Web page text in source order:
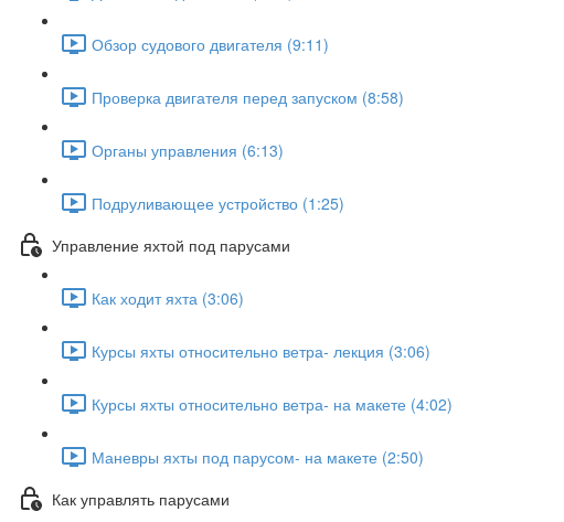
Обзор судового двигателя (9:11)
Проверка двигателя перед запуском (8:58)
Органы управления (6:13)
Подруливающее устройство (1:25)
Управление яхтой под парусами
Как ходит яхта (3:06)
Курсы яхты относительно ветра- лекция (3:06)
Курсы яхты относительно ветра- на макете (4:02)
Маневры яхты под парусом- на макете (2:50)
Как управлять парусами